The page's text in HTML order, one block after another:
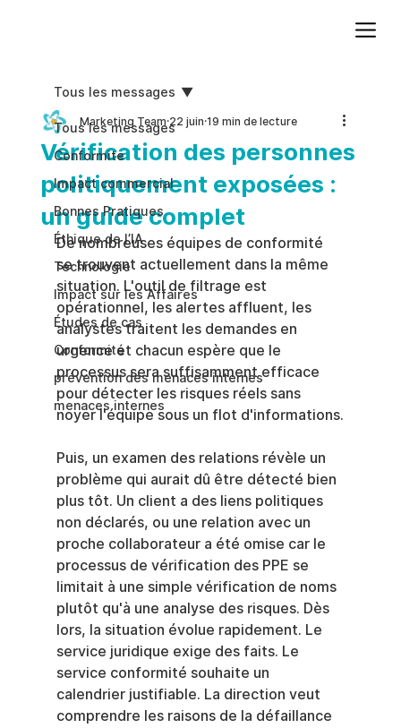
Tous les messages
Conformite
Impact commercial
Bonnes Pratiques
Éthique de l’IA
Technologie
Impact sur les Affaires
Études de cas
Conformité
prévention des menaces internes
menaces internes
Tous les messages
Vérification des personnes
politiquement exposées :
un guide complet
Marketing Team 22 juin 19 min de lecture
De nombreuses équipes de conformité
se trouvent actuellement dans la même
situation. L'outil de filtrage est
opérationnel, les alertes affluent, les
analystes traitent les demandes en
urgence et chacun espère que le
processus sera suffisamment efficace
pour détecter les risques réels sans
noyer l'équipe sous un flot d'informations.
Puis, un examen des relations révèle un
problème qui aurait dû être détecté bien
plus tôt. Un client a des liens politiques
non déclarés, ou une relation avec un
proche collaborateur a été omise car le
processus de vérification des PPE se
limitait à une simple vérification de noms
plutôt qu'à une analyse des risques. Dès
lors, la situation évolue rapidement. Le
service juridique exige des faits. Le
service conformité souhaite un
calendrier justifiable. La direction veut
comprendre les raisons de la défaillance